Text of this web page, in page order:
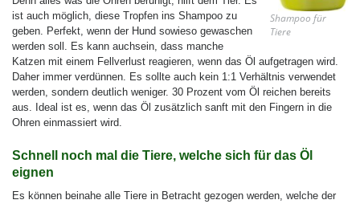
Shampoo für
Tiere
ist auch möglich, diese Tropfen ins Shampoo zu
geben. Perfekt, wenn der Hund sowieso gewaschen
werden soll. Es kann auchsein, dass manche
Katzen mit einem Fellverlust reagieren, wenn das Öl aufgetragen wird.
Daher immer verdünnen. Es sollte auch kein 1:1 Verhältnis verwendet
werden, sondern deutlich weniger. 30 Prozent vom Öl reichen bereits
aus. Ideal ist es, wenn das Öl zusätzlich sanft mit den Fingern in die
Ohren einmassiert wird.
Schnell noch mal die Tiere, welche sich für das Öl
eignen
Es können beinahe alle Tiere in Betracht gezogen werden, welche der